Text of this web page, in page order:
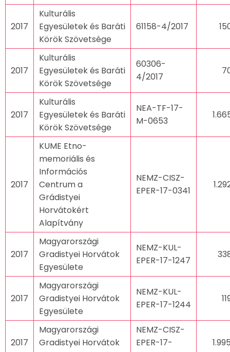
2017
Kulturális
Egyesületek és Baráti
Körök Szövetsége
61158-4/2017
2017
Kulturális
Egyesületek és Baráti
Körök Szövetsége
60306-
4/2017
2017
Kulturális
Egyesületek és Baráti
Körök Szövetsége
NEA-TF-17-
M-0653
2017
KUME Etno-
memoriális és
Információs
Centrum a
Grádistyei
Horvátokért
Alapítvány
NEMZ-CISZ-
EPER-17-0341
2017
Magyarországi
Gradistyei Horvátok
Egyesülete
NEMZ-KUL-
EPER-17-1247
2017
Magyarországi
Gradistyei Horvátok
Egyesülete
NEMZ-KUL-
EPER-17-1244
2017
Magyarországi
Gradistyei Horvátok
NEMZ-CISZ-
EPER-17-